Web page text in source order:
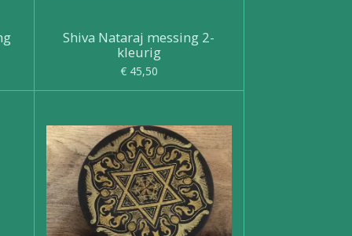
Shiva Nataraj messing 2-
kleurig
€ 45,50